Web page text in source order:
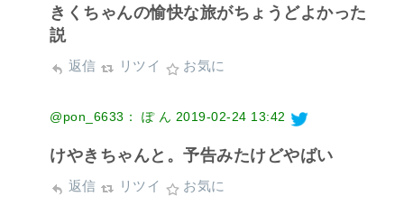
きくちゃんの愉快な旅がちょうどよかった
説
返信 リツイ お気に
@pon_6633： ぽ ん 2019-02-24 13:42
けやきちゃんと。予告みたけどやばい
返信 リツイ お気に